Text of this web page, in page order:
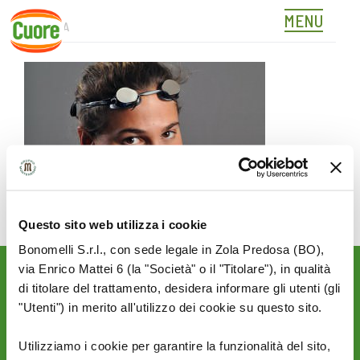
Questo sito web utilizza i cookie
Bonomelli S.r.l., con sede legale in Zola Predosa (BO),
via Enrico Mattei 6 (la "Società" o il "Titolare"), in qualità
di titolare del trattamento, desidera informare gli utenti (gli
"Utenti") in merito all'utilizzo dei cookie su questo sito.
Utilizziamo i cookie per garantire la funzionalità del sito,
Skip
content
MENU
MARTINA
Rimani aggiornato sulle
novità del mondo Cuore: